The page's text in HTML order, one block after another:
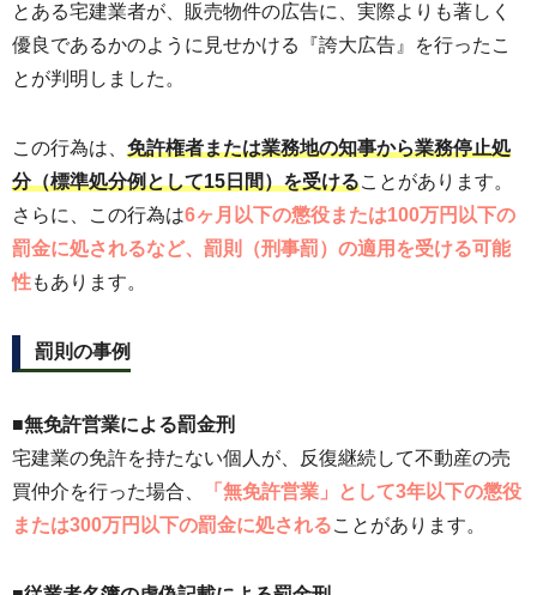
とある宅建業者が、販売物件の広告に、実際よりも著しく
優良であるかのように見せかける『誇大広告』を行ったこ
とが判明しました。
この行為は、 免許権者または業務地の知事から業務停止処
分（標準処分例として15日間）を受けることがあります。
さらに、この行為は6ヶ月以下の懲役または100万円以下の
罰金に処されるなど、罰則（刑事罰）の適用を受ける可能
性もあります。
罰則の事例
■無免許営業による罰金刑
宅建業の免許を持たない個人が、反復継続して不動産の売
買仲介を行った場合、
「無免許営業」として3年以下の懲役
または300万円以下の罰金に処されることがあります。